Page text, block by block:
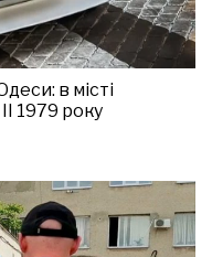
в місті
1979 року